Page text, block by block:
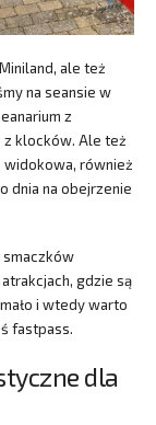
ale też
na seansie w
z
z klocków. Ale też
widokowa, również
dnia na obejrzenie
smaczków
gdzie są
i wtedy warto
fastpass.
dla